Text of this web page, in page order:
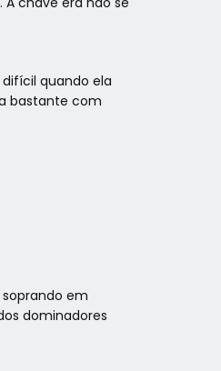
quando ela
bastante com
em
dominadores